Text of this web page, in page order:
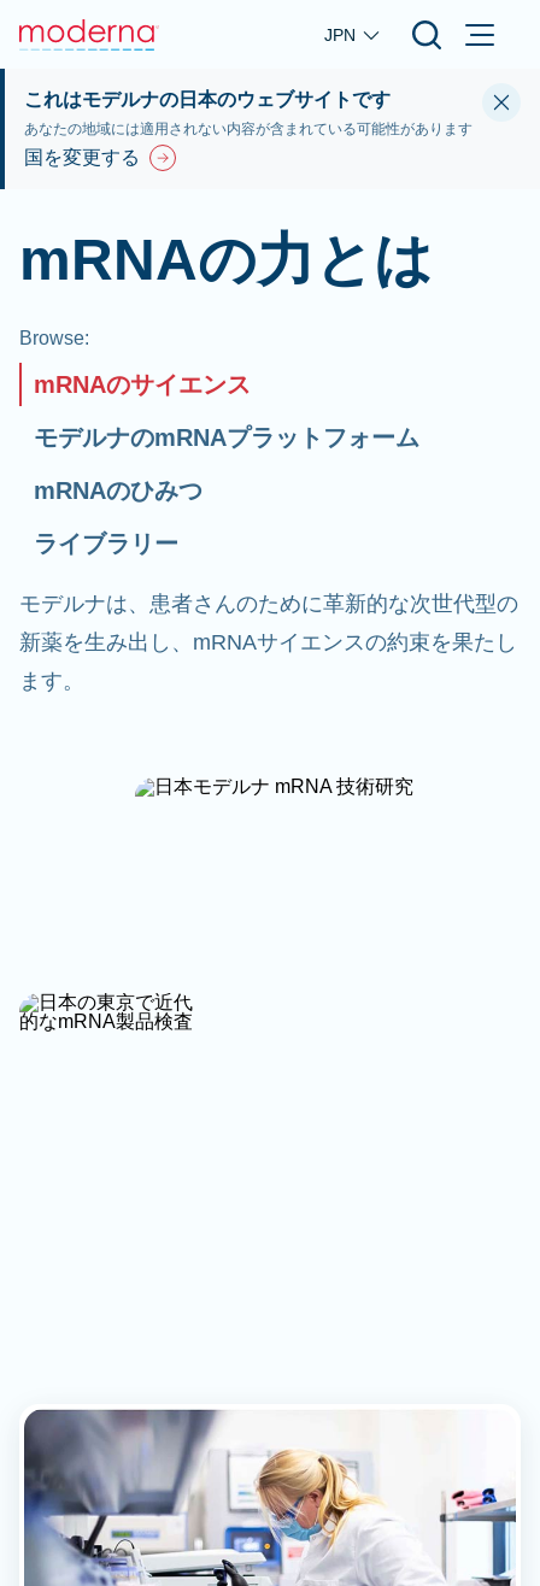
Skip to main content
JPN
これはモデルナの日本のウェブサイトです
あなたの地域には適用されない内容が含まれている可能性があります
国を変更する
mRNAの力とは
Browse:
mRNAのサイエンス
モデルナのmRNAプラットフォーム
mRNAのひみつ
ライブラリー
モデルナは、患者さんのために革新的な次世代型の
新薬を生み出し、mRNAサイエンスの約束を果たし
ます。